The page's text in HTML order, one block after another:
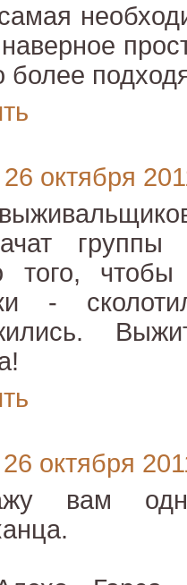
более
26 октября
того,
-
26 октября
вам